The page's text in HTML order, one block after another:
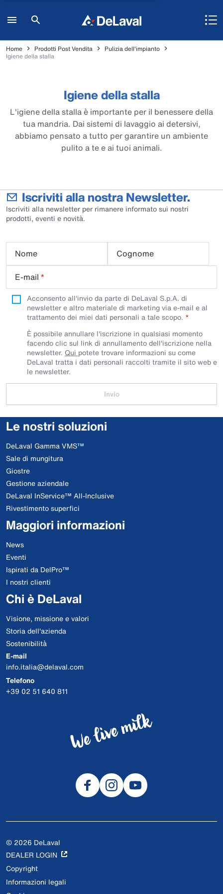
Home Prodotti Post Vendita
Pulizia dell'impianto
Igiene della stalla
Igiene della stalla
L'igiene della stalla è importante per il benessere della
tua mandria. Dai sistemi di lavaggio ai detersivi,
abbiamo pensato a tutto per garantire un ambiente
pulito a te e ai tuoi animali.
Iscriviti alla nostra Newsletter.
Iscriviti alla newsletter per rimanere informato sui nostri
prodotti, eventi e novità.
Nome
Cognome
E-mail *
Acconsento all'invio da parte di DeLaval S.p.A. di
newsletter e altro materiale di marketing via e-mail e al
trattamento dei miei dati personali a tale scopo.
È possibile annullare l'iscrizione in qualsiasi momento
facendo clic sul link di annullamento dell'iscrizione nella
newsletter. Qui potete trovare informazioni su come
DeLaval tratta i dati personali raccolti tramite il sito web e
le newsletter.
Invio
Le nostri soluzioni
DeLaval Gamma VMS™
Sale di mungitura
Giostre
Gestione aziendale
DeLaval InService™ All-Inclusive
Rivestimento superfici
Maggiori informazioni
News
Eventi
Ispirati da DelPro™
I nostri clienti
Chi è DeLaval
Visione, missione e valori
Storia dell'azienda
Sostenibilità
E-mail
info.italia@delaval.com
Telefono
+39 02 51 640 811
© 2026 DeLaval
DEALER LOGIN
Copyright
Informazioni legali